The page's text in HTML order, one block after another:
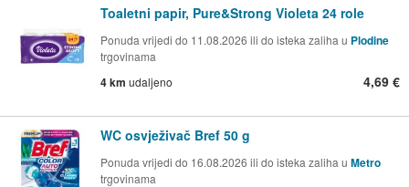
Toaletni papir, Pure&Strong Violeta 24 role
Ponuda vrijedi do 11.08.2026 ili do isteka zaliha u Plodine
trgovinama
4 km udaljeno 4,69 €
WC osvježivač Bref 50 g
Ponuda vrijedi do 16.08.2026 ili do isteka zaliha u Metro
trgovinama